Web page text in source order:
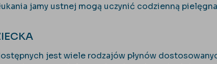
jamy ustnej mogą uczynić codzienną
jest wiele rodzajów płynów